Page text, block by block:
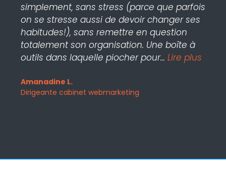
simplement, sans stress (parce que parfois
on se stresse aussi de devoir changer ses
habitudes!), sans remettre en question
totalement son organisation. Une boîte à
outils dans laquelle piocher pour... Lire plus
Amanadine L.
Dirigeante cabinet webmarketing